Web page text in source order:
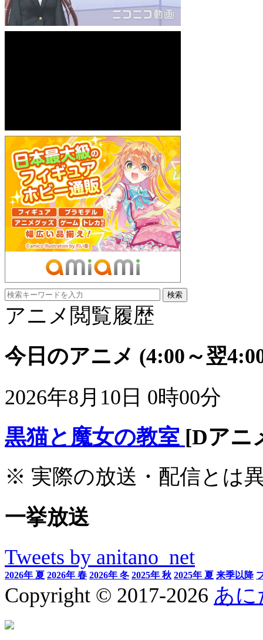
アニメ閲覧履歴
今日のアニメ (4:00～翌
2026年8月10日 0時00分
黒猫と魔女の教室 [Dアニ
※ 実際の放送・配信とは
一挙放送
Tweets by anitano_net
2026年 夏 2026年 春 2026年 冬 2025年 秋 2025年 夏 来季以降
Copyright © 2017-2026 あに